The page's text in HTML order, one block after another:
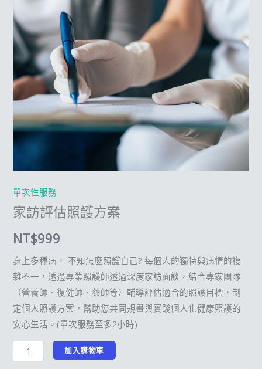
單次性服務
家訪評估照護方案
NT$999
身上多種病， 不知怎麼照護自己? 每個人的獨特與病情的複
雜不一，透過專業照護師透過深度家訪面談，結合專家團隊
（營養師、復健師、藥師等）輔導評估適合的照護目標，制
定個人照護方案，幫助您共同規畫與實踐個人化健康照護的
安心生活。(單次服務至多2小時)
案
數
加入購物車